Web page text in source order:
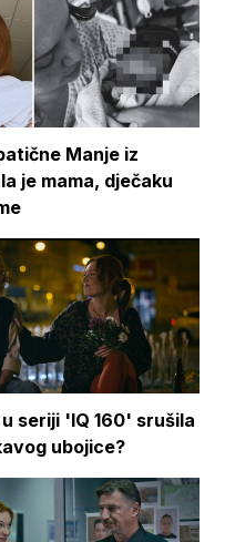
Manje iz
je mama, dječaku
seriji 'IQ 160' srušila
ubojice?